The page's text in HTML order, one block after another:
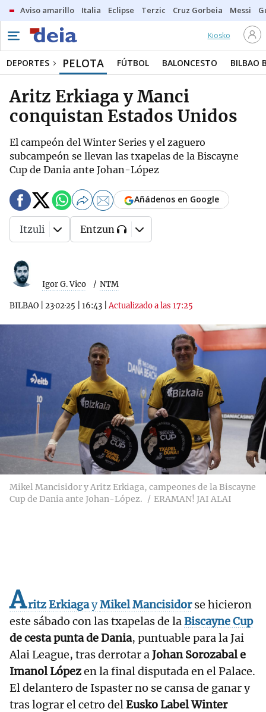
Aviso amarillo Italia Eclipse Terzic Cruz Gorbeia Messi
Kiosko
DEPORTES PELOTA FÚTBOL BALONCESTO BILBAO
Aritz Erkiaga y Manci
conquistan Estados Unidos
El campeón del Winter Series y el zaguero
subcampeón se llevan las txapelas de la Biscayne
Cup de Dania ante Johan-López
Igor G. Vico NTM
BILBAO 23·02·25 16:43 |Actualizado a las 17:25
Añádenos en Google
Itzuli Entzun
Mikel Mancisidor y Aritz Erkiaga, campeones de la Biscayne
Cup de Dania ante Johan-López.
ERAMAN! JAI ALAI
Aritz ErkiagayMikelMancisidorse hicieron
este sábado con las txapelas de laBiscayne Cup
de cesta punta de Dania, puntuable para la Jai
Alai League, tras derrotar aJohan Sorozabal e
Imanol Lópezen la final disputada en el Palace.
El delantero de Ispaster no se cansa de ganar y
tras lograr el cetro delEusko Label Winter